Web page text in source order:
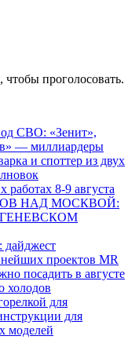
чтобы проголосовать.
СВО: «Зенит»,
— миллиардеры
и споттер из двух
8-9 августа
НАД МОСКВОЙ:
дайджест
проектов MR
посадить в августе
холодов
для
для
моделей